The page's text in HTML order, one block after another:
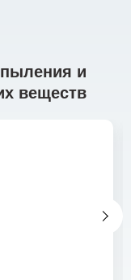
и
веществ